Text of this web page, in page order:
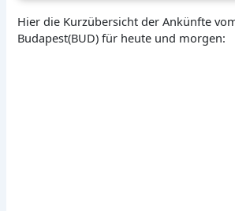
Hier die Kurzübersicht der Ankünfte
Budapest(BUD) für heute und morgen: